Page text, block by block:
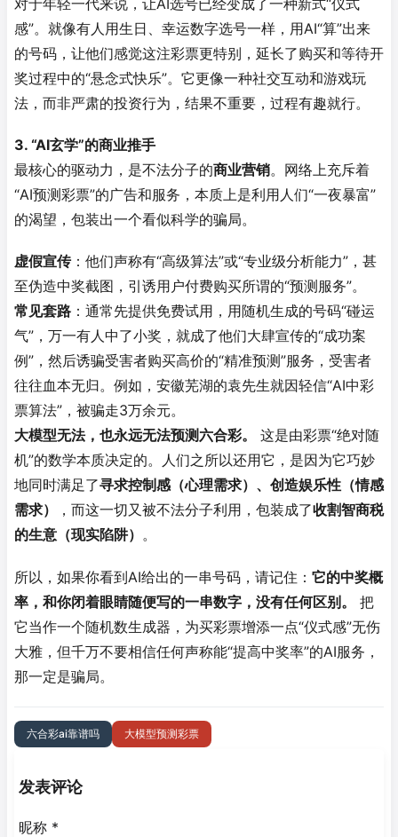
对于年轻一代来说，让AI选号已经变成了一种新式“仪式
感”。就像有人用生日、幸运数字选号一样，用AI“算”出来
的号码，让他们感觉这注彩票更特别，延长了购买和等待开
奖过程中的“悬念式快乐”。它更像一种社交互动和游戏玩
法，而非严肃的投资行为，结果不重要，过程有趣就行。
3. “AI玄学”的商业推手
最核心的驱动力，是不法分子的商业营销。网络上充斥着
“AI预测彩票”的广告和服务，本质上是利用人们“一夜暴富”
的渴望，包装出一个看似科学的骗局。
虚假宣传：他们声称有“高级算法”或“专业级分析能力”，甚
至伪造中奖截图，引诱用户付费购买所谓的“预测服务”。
常见套路 ：通常先提供免费试用，用随机生成的号码“碰运
气”，万一有人中了小奖，就成了他们大肆宣传的“成功案
例”，然后诱骗受害者购买高价的“精准预测”服务，受害者
往往血本无归。例如，安徽芜湖的袁先生就因轻信“AI中彩
票算法”，被骗走3万余元。
大模型无法，也永远无法预测六合彩。
这是由彩票“绝对随
机”的数学本质决定的。人们之所以还用它，是因为它巧妙
地同时满足了寻求控制感（心理需求）、创造娱乐性（情感
需求）
，而这一切又被不法分子利用，包装成了收割智商税
的生意（现实陷阱） 。
所以，如果你看到AI给出的一串号码，请记住： 它的中奖概
率，和你闭着眼睛随便写的一串数字，没有任何区别。
把
它当作一个随机数生成器，为买彩票增添一点“仪式感”无伤
大雅，但千万不要相信任何声称能“提高中奖率”的AI服务，
那一定是骗局。
六合彩ai靠谱吗 大模型预测彩票
发表评论
昵称 *